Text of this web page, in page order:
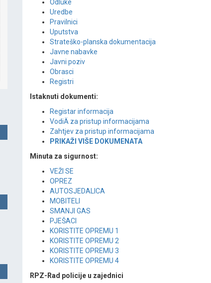
Odluke
Uredbe
Pravilnici
Uputstva
Strateško-planska dokumentacija
Javne nabavke
Javni poziv
Obrasci
Registri
Istaknuti dokumenti:
Registar informacija
VodiÄ za pristup informacijama
Zahtjev za pristup informacijama
PRIKAŽI VIŠE DOKUMENATA
Minuta za sigurnost:
VEŽI SE
OPREZ
AUTOSJEDALICA
MOBITELI
SMANJI GAS
PJEŠACI
KORISTITE OPREMU 1
KORISTITE OPREMU 2
KORISTITE OPREMU 3
KORISTITE OPREMU 4
RPZ-Rad policije u zajednici